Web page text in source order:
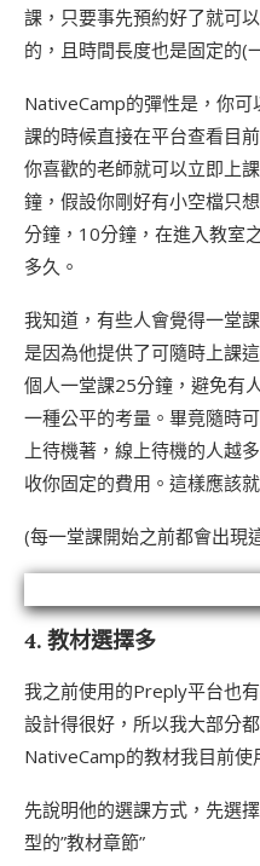
課，只要事先預約好了就可
的，且時間長度也是固定的(
NativeCamp的彈性是，你
課的時候直接在平台查看目
你喜歡的老師就可以立即上
鐘，假設你剛好有小空檔只
分鐘，10分鐘，在進入教室
多久。
我知道，有些人會覺得一堂
是因為他提供了可隨時上課
個人一堂課25分鐘，避免有
一種公平的考量。畢竟隨時
上待機著，線上待機的人越
收你固定的費用。這樣應該
(每一堂課開始之前都會出現
4. 教材選擇多
我之前使用的Preply平台也
設計得很好，所以我大部分
NativeCamp的教材我目前使
先說明他的選課方式，先選
型的”教材章節”